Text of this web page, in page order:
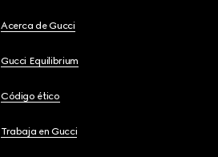
Acerca de Gucci
Gucci Equilibrium
Código ético
Trabaja en Gucci